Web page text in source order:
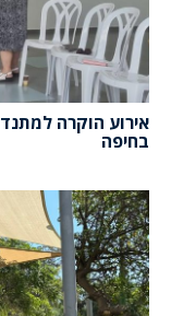
אירוע הוקרה
בחיפה